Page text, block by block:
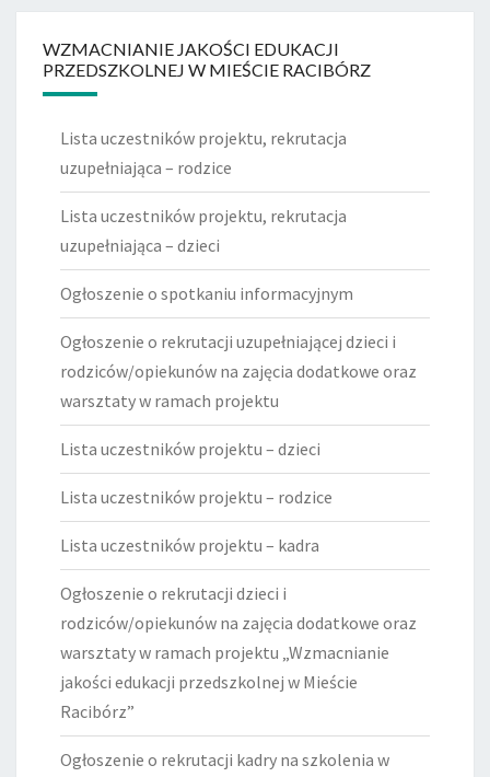
WZMACNIANIE JAKOŚCI EDUKACJI
PRZEDSZKOLNEJ W MIEŚCIE RACIBÓRZ
Lista uczestników projektu, rekrutacja
uzupełniająca – rodzice
Lista uczestników projektu, rekrutacja
uzupełniająca – dzieci
Ogłoszenie o spotkaniu informacyjnym
Ogłoszenie o rekrutacji uzupełniającej dzieci i
rodziców/opiekunów na zajęcia dodatkowe oraz
warsztaty w ramach projektu
Lista uczestników projektu – dzieci
Lista uczestników projektu – rodzice
Lista uczestników projektu – kadra
Ogłoszenie o rekrutacji dzieci i
rodziców/opiekunów na zajęcia dodatkowe oraz
warsztaty w ramach projektu „Wzmacnianie
jakości edukacji przedszkolnej w Mieście
Racibórz”
Ogłoszenie o rekrutacji kadry na szkolenia w